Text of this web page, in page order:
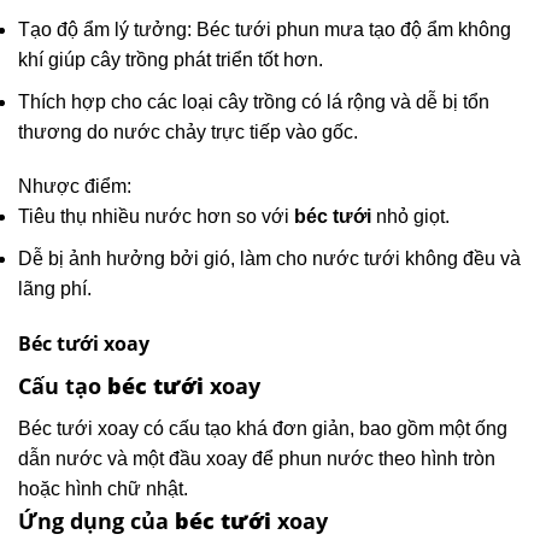
Tạo độ ẩm lý tưởng: Béc tưới phun mưa tạo độ ẩm không
khí giúp cây trồng phát triển tốt hơn.
Thích hợp cho các loại cây trồng có lá rộng và dễ bị tổn
thương do nước chảy trực tiếp vào gốc.
Nhược điểm:
Tiêu thụ nhiều nước hơn so với béc tưới nhỏ giọt.
Dễ bị ảnh hưởng bởi gió, làm cho nước tưới không đều và
lãng phí.
Béc tưới xoay
Cấu tạo béc tưới xoay
Béc tưới xoay có cấu tạo khá đơn giản, bao gồm một ống
dẫn nước và một đầu xoay để phun nước theo hình tròn
hoặc hình chữ nhật.
Ứng dụng của béc tưới xoay